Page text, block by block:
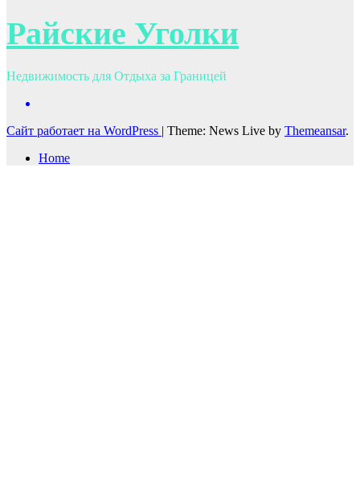
Райские Уголки
Недвижимость для Отдыха за Границей
Сайт работает на WordPress | Theme: News Live by Themeansar.
Home